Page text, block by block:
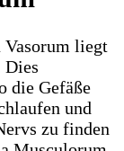
Vasorum liegt
Dies
die Gefäße
und
zu finden